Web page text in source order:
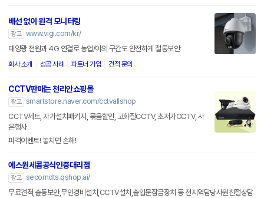
배선 없이 원격 모니터링
광고 www.vigi.com/kr/
태양광 전원과 4G 연결로 농업/야외 구간도 안전하게 철통보안
회사 소개 성공 사례 파트너 가입 견적 문의
CCTV판매는 천리안쇼핑몰
광고 smartstore.naver.com/cctvallshop
CCTV세트, 자가설치패키지, 묶음할인, 고화질CCTV, 초저가CCTV, 사
은행사
파격이벤트! 놓치면 손해!
에스원세콤공식인증대리점
광고 secomdts.qshop.ai/
무료견적,출동보안,무인경비설치,CCTV설치,출입문잠금장치 등 전지역담당사원친절상담